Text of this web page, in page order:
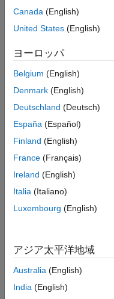
categorical 配列
duration 配列
timetable
列挙型
MATLAB のクラス
関数ハンドル
深層学習配列
duration 配列入力の定義
duration 配列に関する
この
Canada (English)
United States (English)
ヨーロッパ
Belgium (English)
Denmark (English)
Deutschland (Deutsch)
España (Español)
Finland (English)
France (Français)
Ireland (English)
Italia (Italiano)
Luxembourg (English)
アジア太平洋地域
Australia (English)
India (English)
トラストセンター
違法コピー防止
アプ
© 1994-2026 The